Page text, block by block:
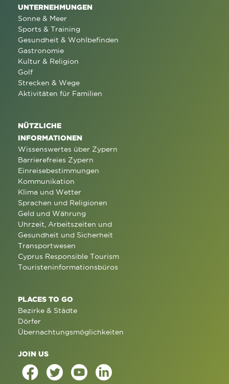
UNTERNEHMUNGEN
Sonne & Meer
Sports & Training
Gesundheit & Wohlbefinden
Gastronomie
Kultur & Religion
Golf
Strecken & Wege
Aktivitäten für Familien
NÜTZLICHE
INFORMATIONEN
Wissenswertes über Zypern
Barrierefreies Zypern
Einreisebestimmungen
Kommunikation
Klima und Wetter
Sprachen und Religionen
Geld und Währung
Uhrzeit, Arbeitszeiten und
Gesundheit und Sicherheit
Transportwesen
Cyprus Responsible Tourism
Touristeninformationsbüros
PLACES TO GO
Bezirke & Städte
Dörfer
Übernachtungsmöglichkeiten
JOIN US